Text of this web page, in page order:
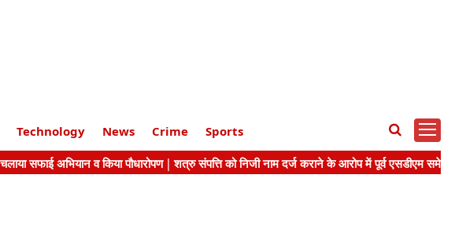
Technology News Crime Sports